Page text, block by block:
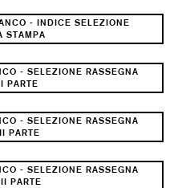
- INDICE SELEZIONE
STAMPA
- SELEZIONE RASSEGNA
PARTE
- SELEZIONE RASSEGNA
PARTE
- SELEZIONE RASSEGNA
PARTE